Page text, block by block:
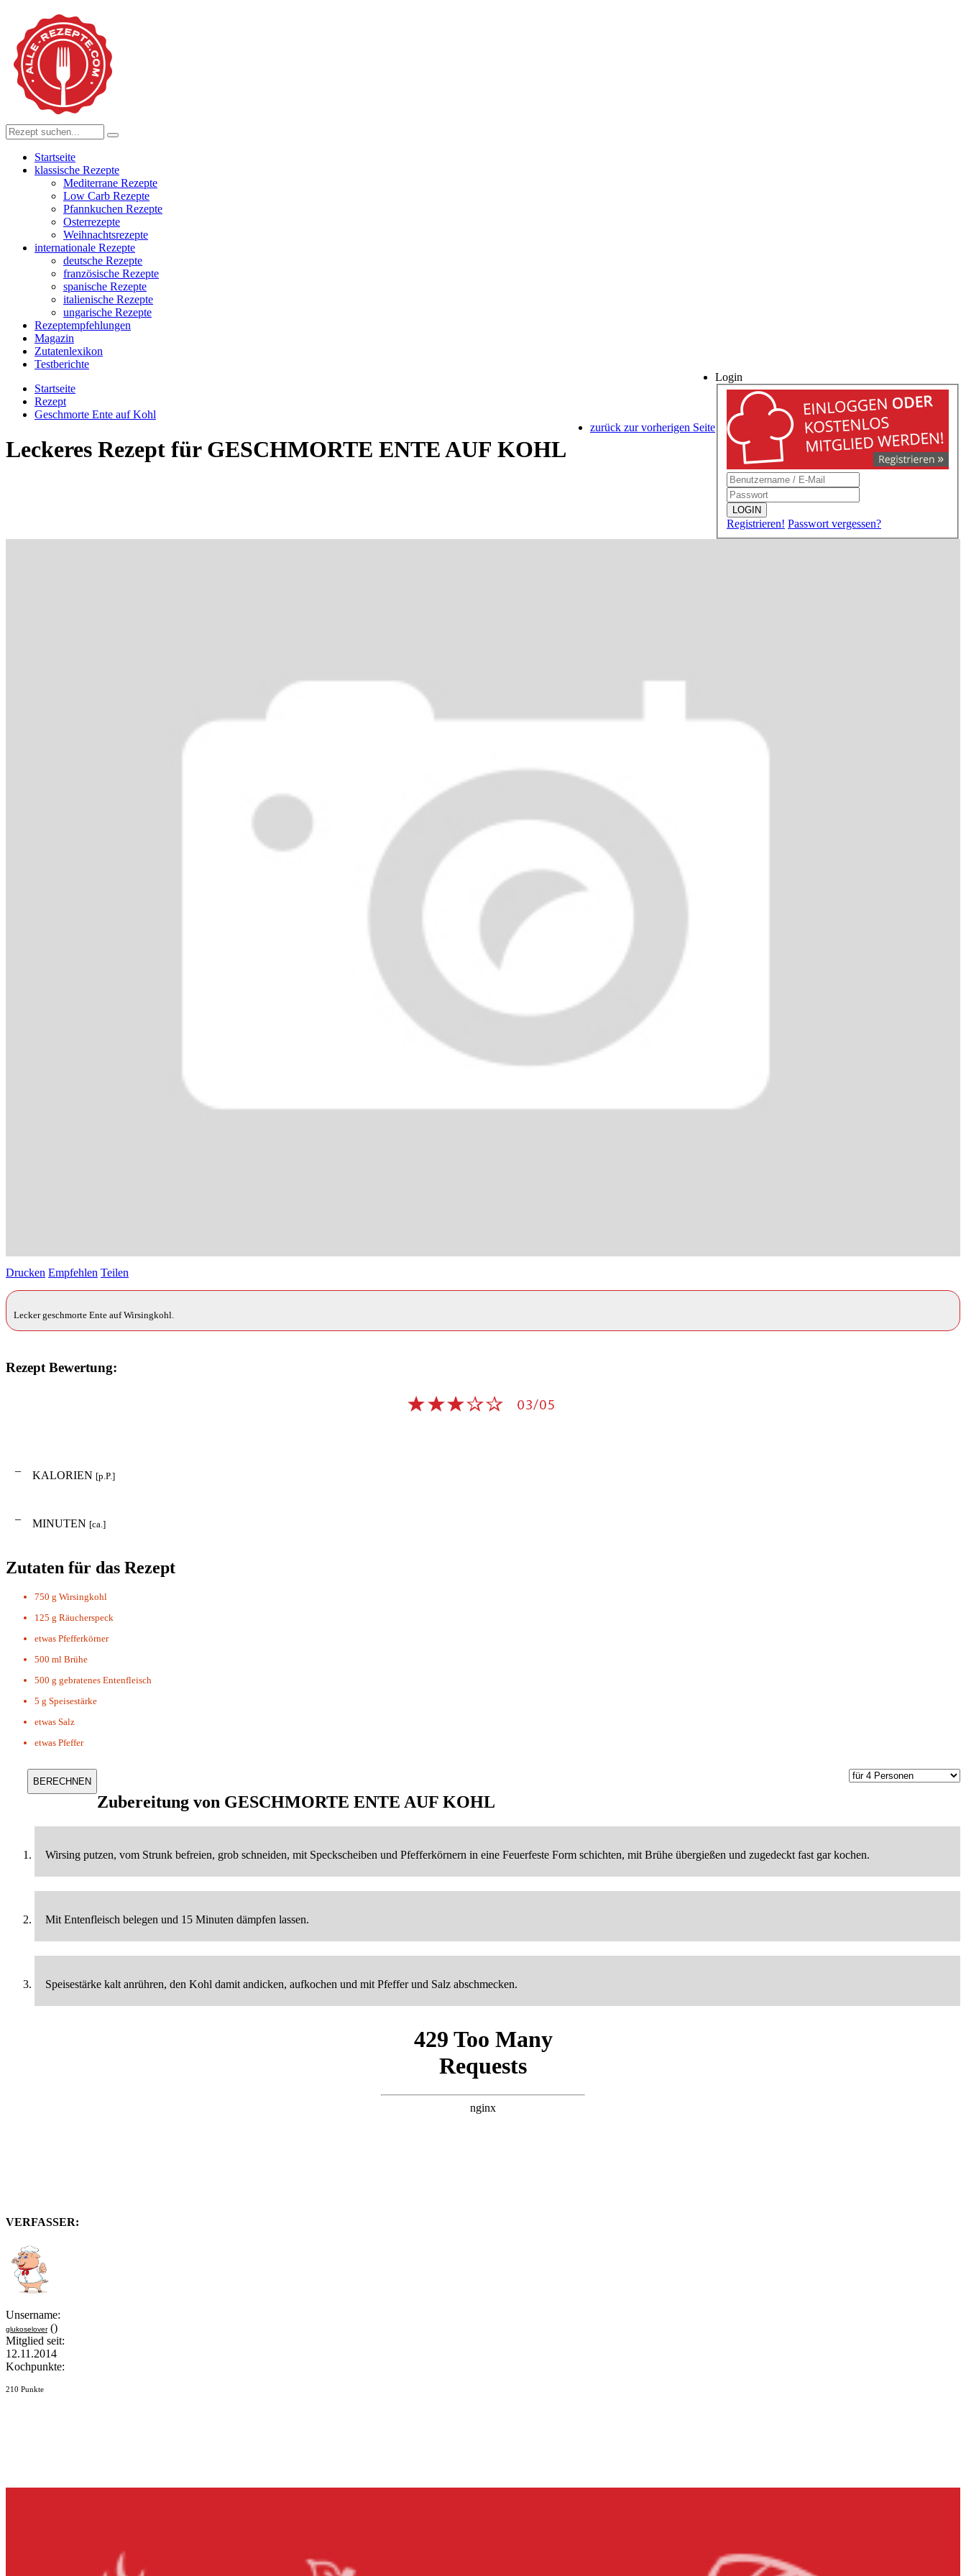
Startseite
klassische Rezepte
Mediterrane Rezepte
Low Carb Rezepte
Pfannkuchen Rezepte
Osterrezepte
Weihnachtsrezepte
internationale Rezepte
deutsche Rezepte
französische Rezepte
spanische Rezepte
italienische Rezepte
ungarische Rezepte
Rezeptempfehlungen
Magazin
Zutatenlexikon
Testberichte
Login
LOGIN
Registrieren! Passwort vergessen?
Startseite
Rezept
Geschmorte Ente auf Kohl
zurück zur vorherigen Seite
Leckeres Rezept für GESCHMORTE ENTE AUF KOHL
Drucken Empfehlen Teilen
Lecker geschmorte Ente auf Wirsingkohl.
Rezept Bewertung:
– KALORIEN [p.P.]
– MINUTEN [ca.]
Zutaten für das Rezept
750 g Wirsingkohl
125 g Räucherspeck
etwas Pfefferkörner
500 ml Brühe
500 g gebratenes Entenfleisch
5 g Speisestärke
etwas Salz
etwas Pfeffer
Zubereitung von GESCHMORTE ENTE AUF KOHL
Wirsing putzen, vom Strunk befreien, grob schneiden, mit Speckscheiben und Pfefferkörnern in eine Feuerfeste Form schichten, mit Brühe übergießen und zugedeckt fast gar kochen.
Mit Entenfleisch belegen und 15 Minuten dämpfen lassen.
Speisestärke kalt anrühren, den Kohl damit andicken, aufkochen und mit Pfeffer und Salz abschmecken.
VERFASSER:
Unsername:
glukoselover()
Mitglied seit:
12.11.2014
Kochpunkte:
210 Punkte